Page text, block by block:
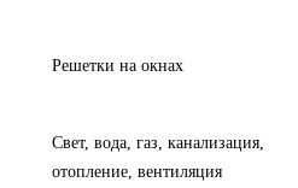
Решетки на окнах
Свет, вода, газ, канализация,
отопление, вентиляция